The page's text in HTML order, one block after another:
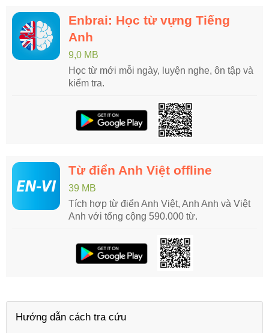
Enbrai: Học từ vựng Tiếng
Anh
9,0 MB
Học từ mới mỗi ngày, luyện nghe, ôn tập và
kiểm tra.
Từ điển Anh Việt offline
39 MB
Tích hợp từ điển Anh Việt, Anh Anh và Việt
Anh với tổng cộng 590.000 từ.
Hướng dẫn cách tra cứu